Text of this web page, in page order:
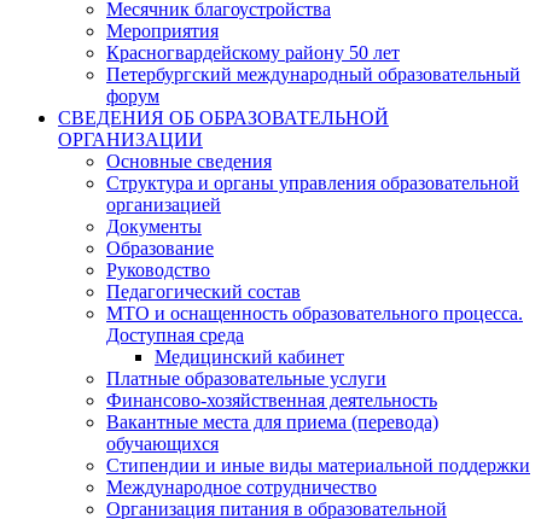
Месячник благоустройства
Мероприятия
Красногвардейскому району 50 лет
Петербургский международный образовательный
форум
СВЕДЕНИЯ ОБ ОБРАЗОВАТЕЛЬНОЙ
ОРГАНИЗАЦИИ
Основные сведения
Структура и органы управления образовательной
организацией
Документы
Образование
Руководство
Педагогический состав
МТО и оснащенность образовательного процесса.
Доступная среда
Медицинский кабинет
Платные образовательные услуги
Финансово-хозяйственная деятельность
Вакантные места для приема (перевода)
обучающихся
Стипендии и иные виды материальной поддержки
Международное сотрудничество
Организация питания в образовательной